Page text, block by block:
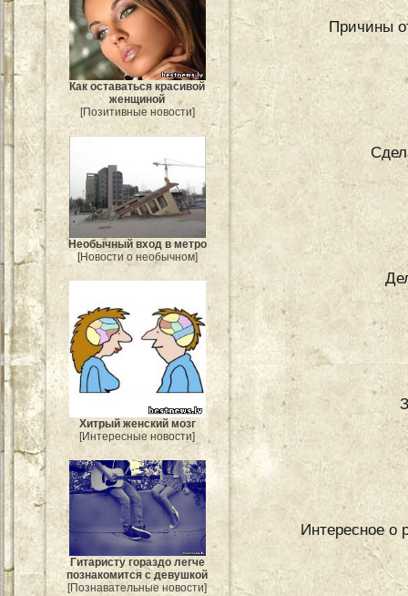
Как оставаться красивой
женщиной
[Позитивные новости]
Необычный вход в метро
[Новости о необычном]
Хитрый женский мозг
[Интересные новости]
Гитаристу гораздо легче
познакомится с девушкой
[Познавательные новости]
Причины
Интересное о